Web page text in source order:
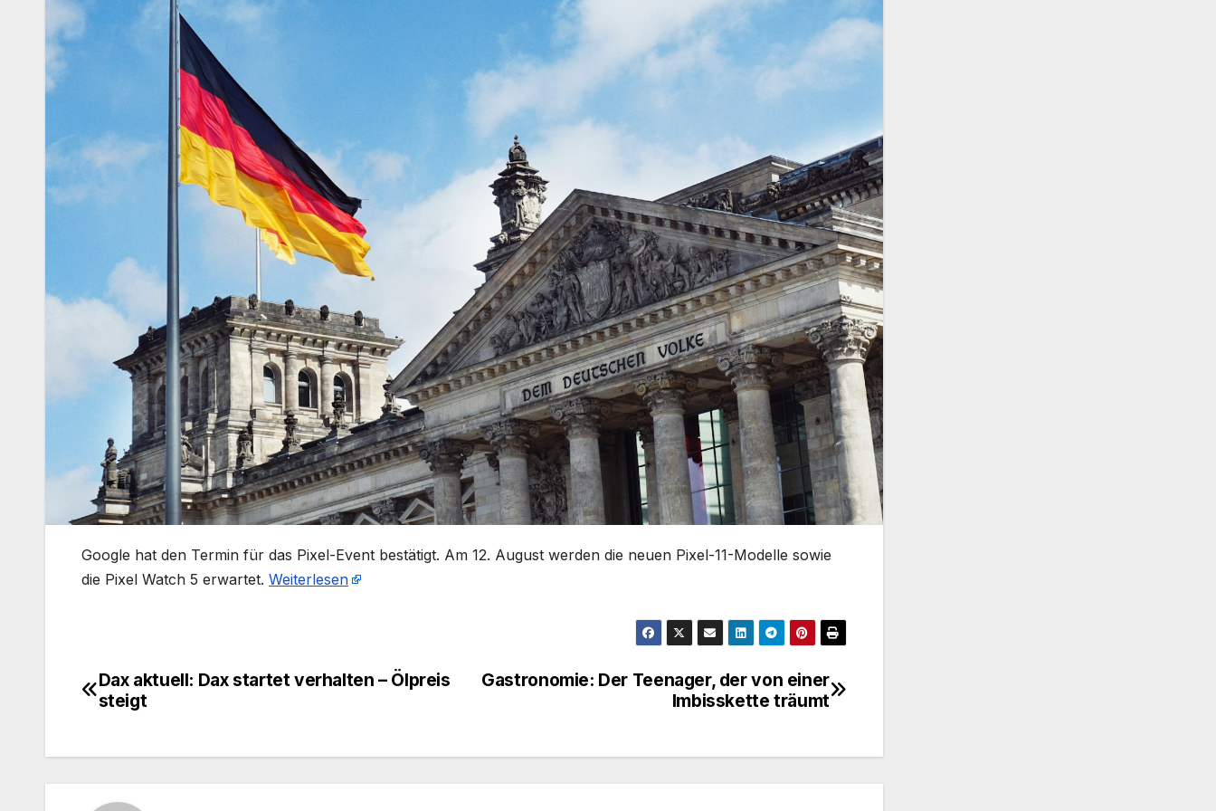
​Google hat den Termin für das Pixel-Event bestätigt. Am 12. August werden die neuen Pixel-11-Modelle sowie
die Pixel Watch 5 erwartet. Weiterlesen
Beitragsnavigation
Gastronomie: Der Teenager, der von einer
Imbisskette träumt
Dax aktuell: Dax startet verhalten – Ölpreis
steigt